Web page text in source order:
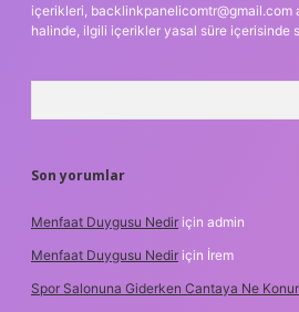
içerikleri, backlinkpanelicomtr@gmail.com
halinde, ilgili içerikler yasal süre içerisinde
Son yorumlar
Menfaat Duygusu Nedir için admin
Menfaat Duygusu Nedir için İrem
Spor Salonuna Giderken Cantaya Ne Konur